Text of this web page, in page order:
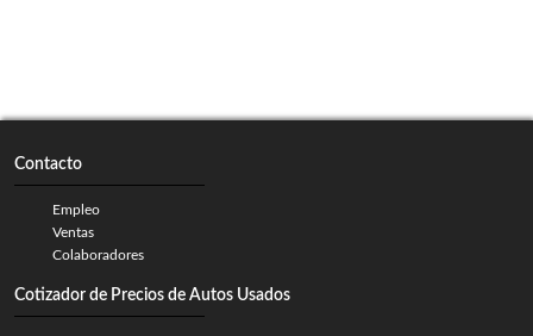
Contacto
Empleo
Ventas
Colaboradores
Cotizador de Precios de Autos Usados